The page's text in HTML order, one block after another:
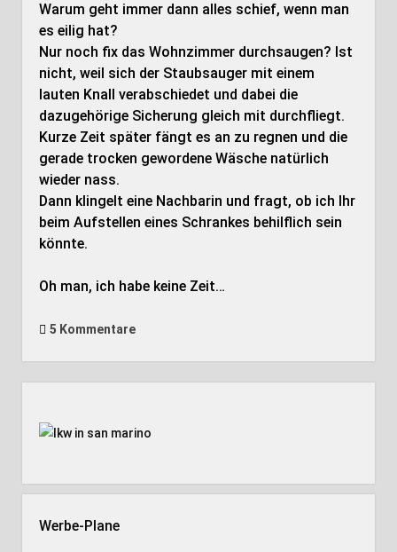
Warum geht immer dann alles schief, wenn man
es eilig hat?
Nur noch fix das Wohnzimmer durchsaugen? Ist
nicht, weil sich der Staubsauger mit einem
lauten Knall verabschiedet und dabei die
dazugehörige Sicherung gleich mit durchfliegt.
Kurze Zeit später fängt es an zu regnen und die
gerade trocken gewordene Wäsche natürlich
wieder nass.
Dann klingelt eine Nachbarin und fragt, ob ich Ihr
beim Aufstellen eines Schrankes behilflich sein
könnte.
Oh man, ich habe keine Zeit…
5 Kommentare
Werbe-Plane